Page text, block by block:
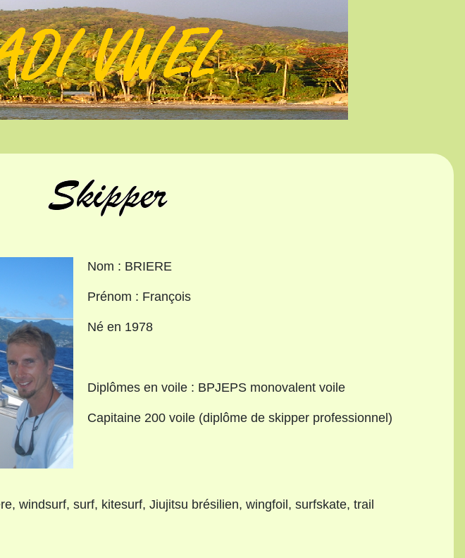
Nom : BRIERE
Prénom : François
Né en 1978
Diplômes en voile : BPJEPS monovalent voile
Capitaine 200 voile (diplôme de skipper professionnel)
windsurf, surf, kitesurf, Jiujitsu brésilien, wingfoil, surfskate, trail